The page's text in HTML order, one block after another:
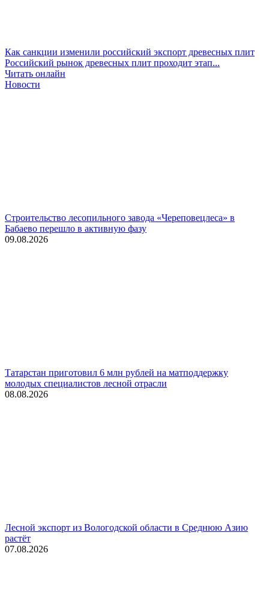
Как санкции изменили российский экспорт древесных плит
Российский рынок древесных плит проходит этап...
Читать онлайн
Новости
Строительство лесопильного завода «Череповецлеса» в
Бабаево перешло в активную фазу
09.08.2026
Татарстан приготовил 6 млн рублей на матподдержку
молодых специалистов лесной отрасли
08.08.2026
Лесной экспорт из Вологодской области в Среднюю Азию
растёт
07.08.2026